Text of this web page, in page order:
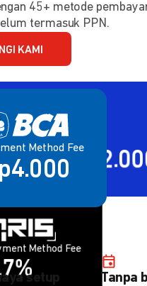
45+ metode
termasuk PPN.
KAMI
Method Fee
Method Fee
+
Method Fee
Method Fee
setup Tanpa